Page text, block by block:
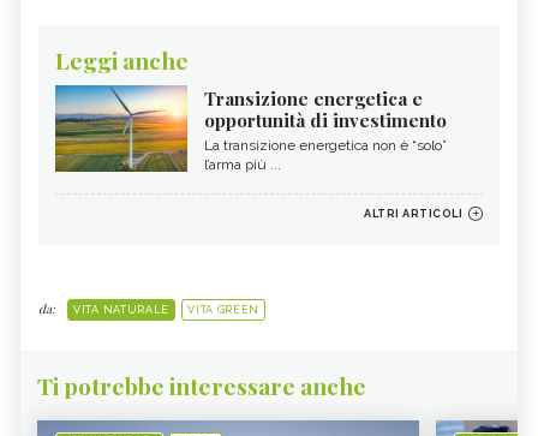
Leggi anche
Transizione energetica e
opportunità di investimento
La transizione energetica non è “solo”
l’arma più ...
ALTRI ARTICOLI
da: VITA NATURALE VITA GREEN
Ti potrebbe interessare anche